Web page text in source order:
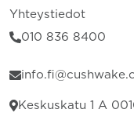
Yhteystiedot
010 836 8400
Keskuskatu 1 A